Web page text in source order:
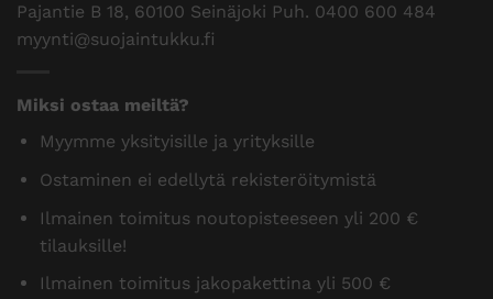
Pajantie B 18, 60100 Seinäjoki Puh. 0400 600 484
myynti@suojaintukku.fi
Miksi ostaa meiltä?
Myymme yksityisille ja yrityksille
Ostaminen ei edellytä rekisteröitymistä
Ilmainen toimitus noutopisteeseen yli 200 €
tilauksille!
Ilmainen toimitus jakopakettina yli 500 €